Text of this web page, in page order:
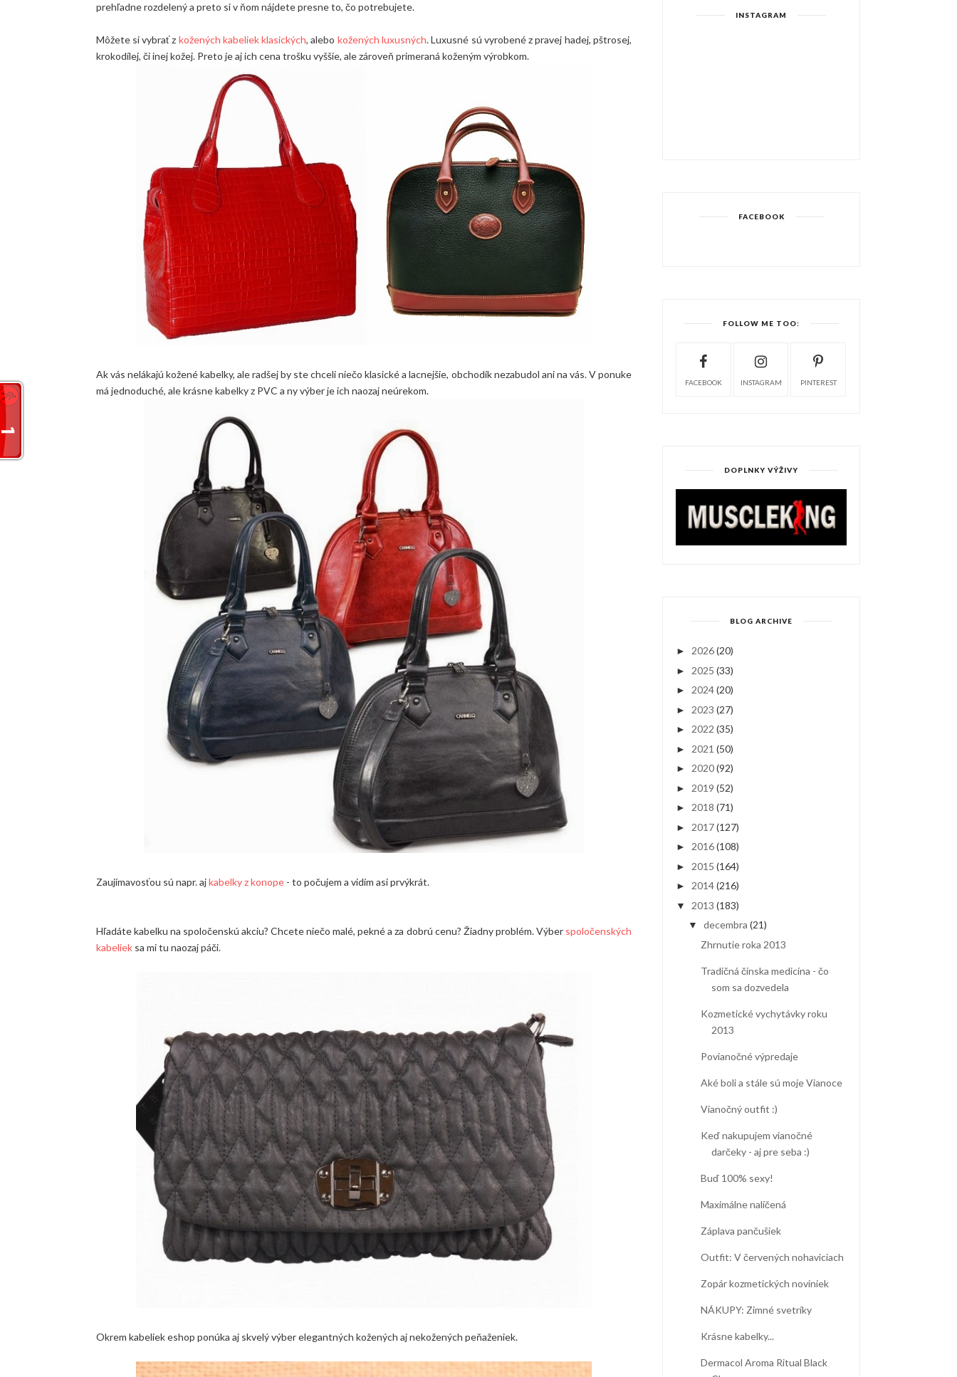
prehľadne rozdelený a preto si v ňom nájdete presne to, čo potrebujete.
Môžete si vybrať z kožených kabeliek klasických, alebo kožených luxusných. Luxusné sú vyrobené z pravej hadej, pštrosej,
krokodílej, či inej kožej. Preto je aj ich cena trošku vyššie, ale zároveň primeraná koženým výrobkom.
Ak vás nelákajú kožené kabelky, ale radšej by ste chceli niečo klasické a lacnejšie, obchodík nezabudol ani na vás. V ponuke
má jednoduché, ale krásne kabelky z PVC a ny výber je ich naozaj neúrekom.
Zaujímavosťou sú napr. ajkabelky z konope- to počujem a vidím asi prvýkrát.
Hľadáte kabelku na spoločenskú akciu? Chcete niečo malé, pekné a za dobrú cenu? Žiadny problém. Výber spoločenských
kabelieksa mi tu naozaj páči.
Okrem kabeliek eshop ponúka aj skvelý výber elegantných kožených aj nekožených peňaženiek.
INSTAGRAM
FACEBOOK
FOLLOW ME TOO:
FACEBOOK INSTAGRAM PINTEREST
DOPLNKY VÝŽIVY
BLOG ARCHIVE
► 2026(20)
► 2025 (33)
► 2024(20)
► 2023 (27)
► 2022 (35)
► 2021 (50)
► 2020(92)
► 2019 (52)
► 2018 (71)
► 2017(127)
► 2016(108)
► 2015 (164)
► 2014(216)
▼ 2013 (183)
▼ decembra (21)
Zhrnutie roka 2013
Tradičná čínska medicína - čo
som sa dozvedela
Kozmetické vychytávky roku
2013
Povianočné výpredaje
Aké boli a stále sú moje Vianoce
Vianočný outfit :)
Keď nakupujem vianočné
darčeky - aj pre seba :)
Buď 100% sexy!
Maximálne nalíčená
Záplava pančušiek
Outfit: V červených nohaviciach
Zopár kozmetických noviniek
NÁKUPY: Zimné svetríky
Krásne kabelky...
Dermacol Aroma Ritual Black